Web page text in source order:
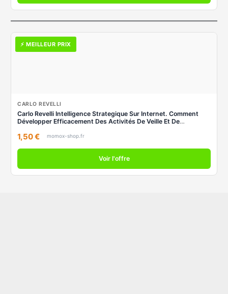
⚡ MEILLEUR PRIX
CARLO REVELLI
Carlo Revelli Intelligence Strategique Sur Internet. Comment
Développer Efficacement Des Activités De Veille Et De
Intelligents (Strategie Manag)
1,50 € momox-shop.fr
Voir l'offre